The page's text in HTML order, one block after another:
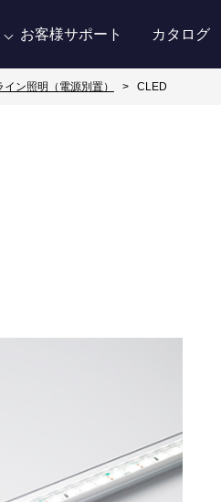
お客様サポート カタログ
イン照明（電源別置） CLED